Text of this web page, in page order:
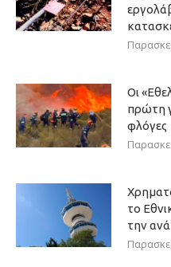
Οι
πρώτη
φλόγες
το
την